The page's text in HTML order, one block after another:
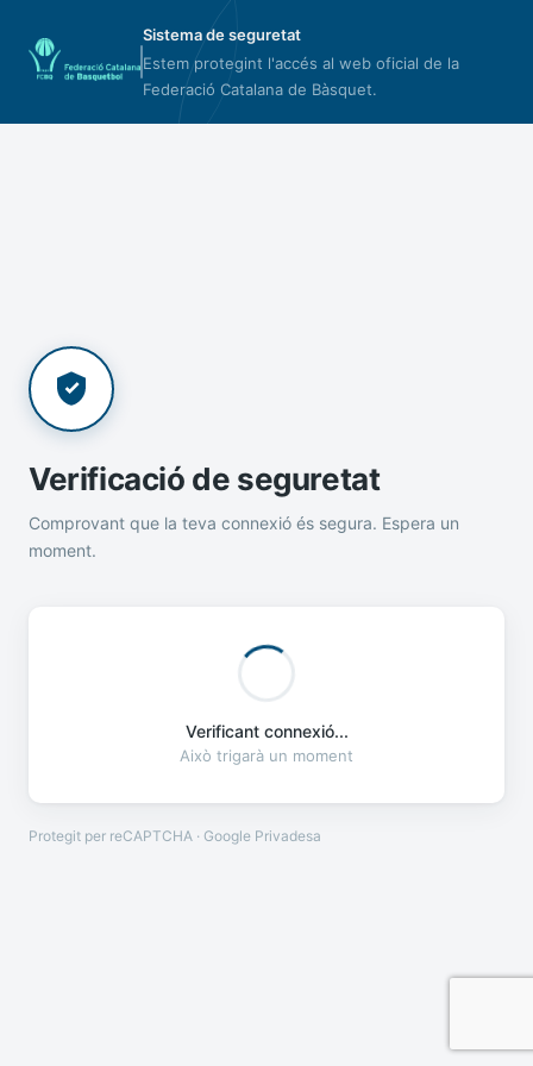
Sistema de seguretat
Estem protegint l'accés al web oficial de la
Federació Catalana de Bàsquet.
Verificació de seguretat
Comprovant que la teva connexió és segura. Espera un
moment.
Verificant connexió...
Això trigarà un moment
Protegit per reCAPTCHA · Google Privadesa